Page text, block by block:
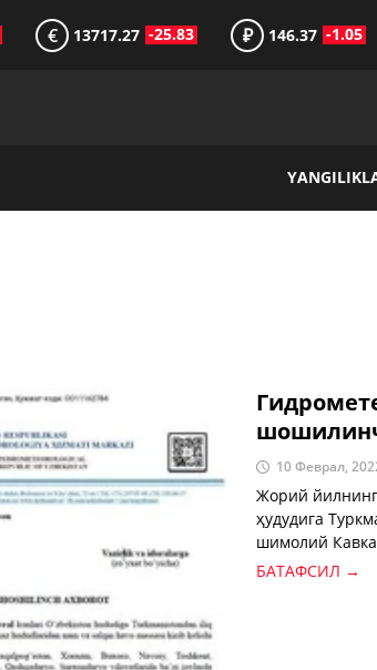
€ 13717.27 -25.83 ₽ 146.37 -1.05
10 Феврал,
Жорий йилнинг
ҳудудига
шимолий
массаси кириб
БАТАФСИЛ →